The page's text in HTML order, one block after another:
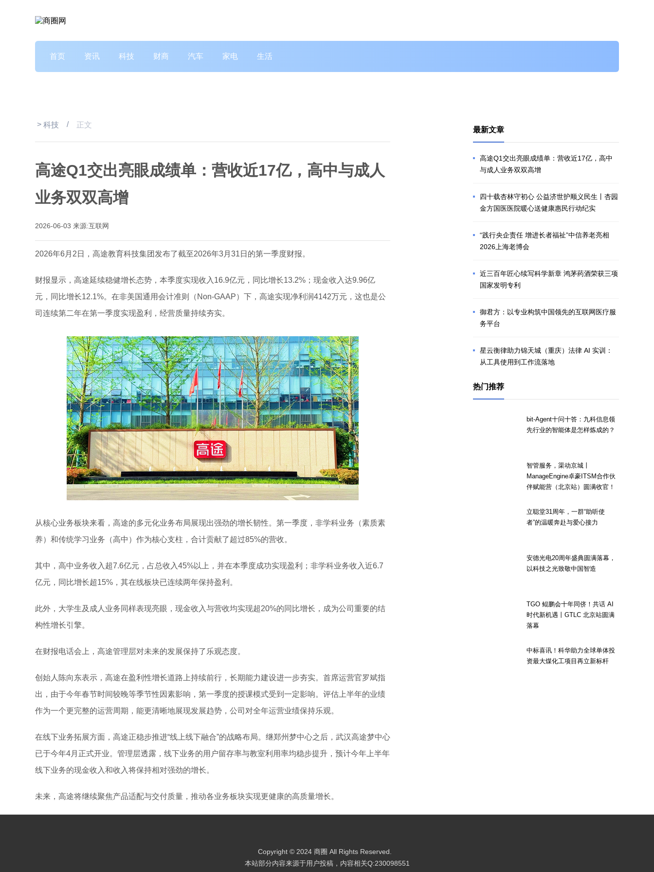
首页 资讯 科技 财商 汽车 家电 生活
> 科技 / 正文
高途Q1交出亮眼成绩单：营收近17亿，高中与成人
业务双双高增
2026-06-03 来源:互联网
2026年6月2日，高途教育科技集团发布了截至2026年3月31日的第一季度财报。
财报显示，高途延续稳健增长态势，本季度实现收入16.9亿元，同比增长13.2%；现金收入达9.96亿
元，同比增长12.1%。在非美国通用会计准则（Non-GAAP）下，高途实现净利润4142万元，这也是公
司连续第二年在第一季度实现盈利，经营质量持续夯实。
从核心业务板块来看，高途的多元化业务布局展现出强劲的增长韧性。第一季度，非学科业务（素质素
养）和传统学习业务（高中）作为核心支柱，合计贡献了超过85%的营收。
其中，高中业务收入超7.6亿元，占总收入45%以上，并在本季度成功实现盈利；非学科业务收入近6.7
亿元，同比增长超15%，其在线板块已连续两年保持盈利。
此外，大学生及成人业务同样表现亮眼，现金收入与营收均实现超20%的同比增长，成为公司重要的结
构性增长引擎。
在财报电话会上，高途管理层对未来的发展保持了乐观态度。
创始人陈向东表示，高途在盈利性增长道路上持续前行，长期能力建设进一步夯实。首席运营官罗斌指
出，由于今年春节时间较晚等季节性因素影响，第一季度的授课模式受到一定影响。评估上半年的业绩
作为一个更完整的运营周期，能更清晰地展现发展趋势，公司对全年运营业绩保持乐观。
在线下业务拓展方面，高途正稳步推进“线上线下融合”的战略布局。继郑州梦中心之后，武汉高途梦中心
已于今年4月正式开业。管理层透露，线下业务的用户留存率与教室利用率均稳步提升，预计今年上半年
线下业务的现金收入和收入将保持相对强劲的增长。
未来，高途将继续聚焦产品适配与交付质量，推动各业务板块实现更健康的高质量增长。
最新文章
高途Q1交出亮眼成绩单：营收近17亿，高中
与成人业务双双高增
四十载杏林守初心 公益济世护顺义民生丨杏园
金方国医医院暖心送健康惠民行动纪实
“践行央企责任 增进长者福祉”中信养老亮相
2026上海老博会
近三百年匠心续写科学新章 鸿茅药酒荣获三项
国家发明专利
御君方：以专业构筑中国领先的互联网医疗服
务平台
星云衡律助力锦天城（重庆）法律 AI 实训：
从工具使用到工作流落地
热门推荐
bit-Agent十问十答：九科信息领
先行业的智能体是怎样炼成的？
智管服务，渠动京城丨
ManageEngine卓豪ITSM合作伙
伴赋能营（北京站）圆满收官！
立聪堂31周年，一群“助听使
者”的温暖奔赴与爱心接力
安德光电20周年盛典圆满落幕，
以科技之光致敬中国智造
TGO 鲲鹏会十年同侪！共话 AI
时代新机遇丨GTLC 北京站圆满
落幕
中标喜讯！科华助力全球单体投
资最大煤化工项目再立新标杆
Copyright © 2024 商圈 All Rights Reserved.
本站部分内容来源于用户投稿，内容相关Q:230098551